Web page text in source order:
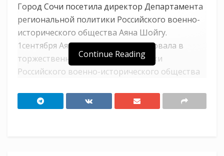
Город Сочи посетила директор Департамента
региональной политики Российского военно-
исторического общества Аяна Шойгу.
1сентября Аяна Алексеевна участвовала в
торжественном открытии выставки
Российского военно-исторического общества
посвящена юным героям – участникам
Великой Отечественной войны.
Continue Reading